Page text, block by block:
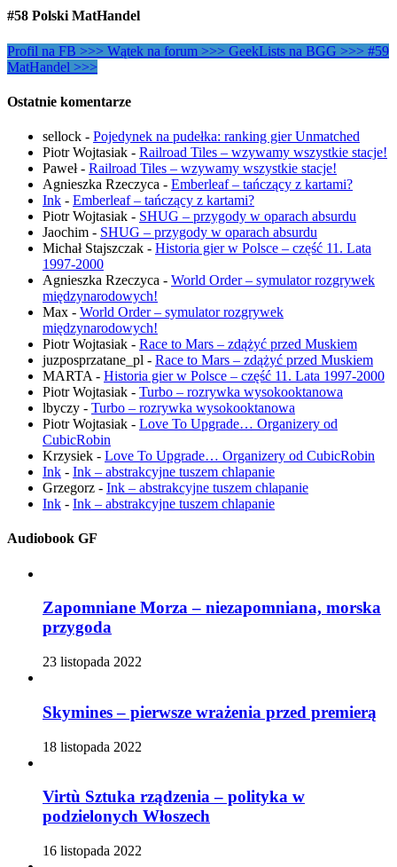
#58 Polski MatHandel
Profil na FB >>> Wątek na forum >>> GeekLists na BGG >>> #59
MatHandel >>>
Ostatnie komentarze
sellock - Pojedynek na pudełka: ranking gier Unmatched
Piotr Wojtasiak - Railroad Tiles – wzywamy wszystkie stacje!
Paweł- Railroad Tiles – wzywamy wszystkie stacje!
Agnieszka Rzeczyca - Emberleaf – tańczący z kartami?
Ink - Emberleaf – tańczący z kartami?
Piotr Wojtasiak - SHUG – przygody w oparach absurdu
Jaochim - SHUG – przygody w oparach absurdu
Michał Stajszczak - Historia gier w Polsce – część 11. Lata
1997-2000
Agnieszka Rzeczyca - World Order – symulator rozgrywek
międzynarodowych!
Max - World Order – symulator rozgrywek
międzynarodowych!
Piotr Wojtasiak - Race to Mars – zdążyć przed Muskiem
juzposprzatane_pl - Race to Mars – zdążyć przed Muskiem
MARTA - Historia gier w Polsce – część 11. Lata 1997-2000
Piotr Wojtasiak - Turbo – rozrywka wysokooktanowa
lbyczy - Turbo – rozrywka wysokooktanowa
Piotr Wojtasiak - Love To Upgrade… Organizery od
CubicRobin
Krzysiek - Love To Upgrade… Organizery od CubicRobin
Ink - Ink – abstrakcyjne tuszem chlapanie
Grzegorz - Ink – abstrakcyjne tuszem chlapanie
Ink - Ink – abstrakcyjne tuszem chlapanie
Audiobook GF
Zapomniane Morza – niezapomniana, morska
przygoda
23 listopada 2022
Skymines – pierwsze wrażenia przed premierą
18 listopada 2022
Virtù Sztuka rządzenia – polityka w
podzielonych Włoszech
16 listopada 2022